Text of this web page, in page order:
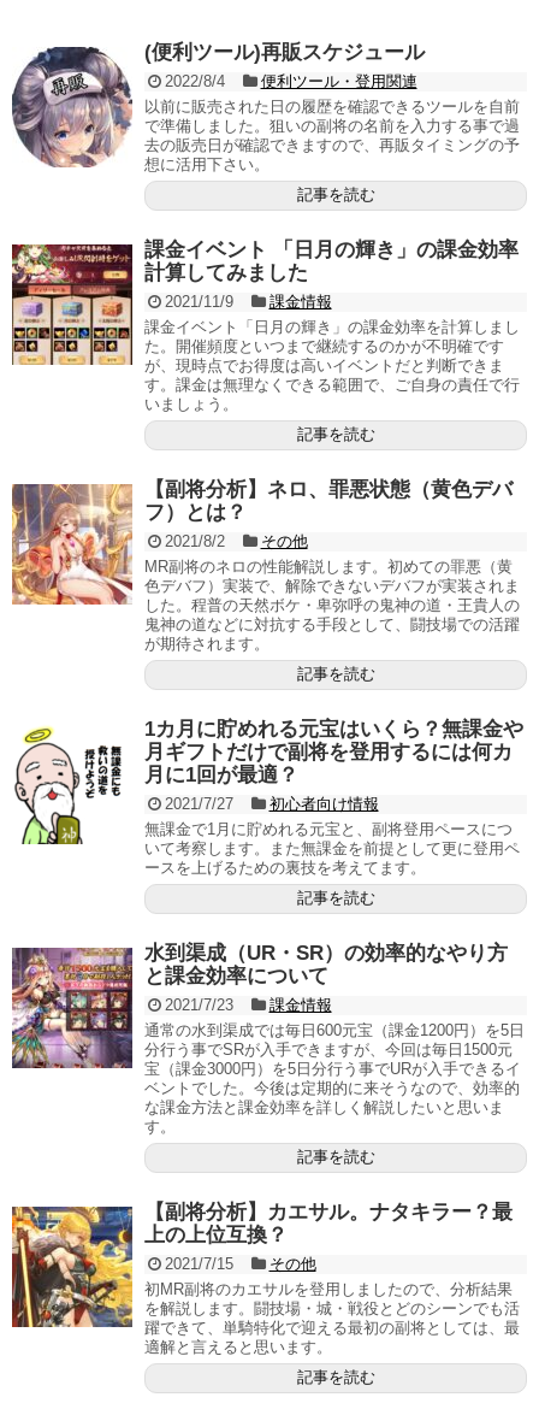
(便利ツール)再販スケジュール
2022/8/4
便利ツール・登用関連
以前に販売された日の履歴を確認できるツールを自前
で準備しました。狙いの副将の名前を入力する事で過
去の販売日が確認できますので、再販タイミングの予
想に活用下さい。
記事を読む
課金イベント 「日月の輝き」の課金効率
計算してみました
2021/11/9
課金情報
課金イベント「日月の輝き」の課金効率を計算しまし
た。開催頻度といつまで継続するのかが不明確です
が、現時点でお得度は高いイベントだと判断できま
す。課金は無理なくできる範囲で、ご自身の責任で行
いましょう。
記事を読む
【副将分析】ネロ、罪悪状態（黄色デバ
フ）とは？
2021/8/2
その他
MR副将のネロの性能解説します。初めての罪悪（黄
色デバフ）実装で、解除できないデバフが実装されま
した。程普の天然ボケ・卑弥呼の鬼神の道・王貴人の
鬼神の道などに対抗する手段として、闘技場での活躍
が期待されます。
記事を読む
1カ月に貯めれる元宝はいくら？無課金や
月ギフトだけで副将を登用するには何カ
月に1回が最適？
2021/7/27
初心者向け情報
無課金で1月に貯めれる元宝と、副将登用ペースにつ
いて考察します。また無課金を前提として更に登用ペ
ースを上げるための裏技を考えてます。
記事を読む
水到渠成（UR・SR）の効率的なやり方
と課金効率について
2021/7/23
課金情報
通常の水到渠成では毎日600元宝（課金1200円）を5日
分行う事でSRが入手できますが、今回は毎日1500元
宝（課金3000円）を5日分行う事でURが入手できるイ
ベントでした。今後は定期的に来そうなので、効率的
な課金方法と課金効率を詳しく解説したいと思いま
す。
記事を読む
【副将分析】カエサル。ナタキラー？最
上の上位互換？
2021/7/15
その他
初MR副将のカエサルを登用しましたので、分析結果
を解説します。闘技場・城・戦役とどのシーンでも活
躍できて、単騎特化で迎える最初の副将としては、最
適解と言えると思います。
記事を読む